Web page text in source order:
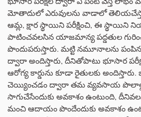
మోతాదులో ఎరువులను వాడాలో
ఆమ్ల, క్షార స్థాయిని పరీక్షించి, ఈ స్థాయిని
పాటించవలసిన యాజమాన్య పద్డతుల
పొందుపరుస్తారు. మట్టి నమూనాలను పంపిన
ద్వారా అందిస్తారు, దీనితోపాటు భూసార
ఆరోగ్య కార్డును కూడా రైతులకు
చెయ్యించడం ద్వారా తమ వ్యవసాయ
సాగుచేసేందుకు అవకాశం ఉంటుంది,
మంచి ఆదాయం పొందేందుకు అవకాశం